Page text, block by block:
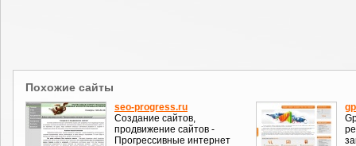
Похожие сайты
seo-progress.ru
Создание сайтов,
продвижение сайтов -
Прогрессивные интернет